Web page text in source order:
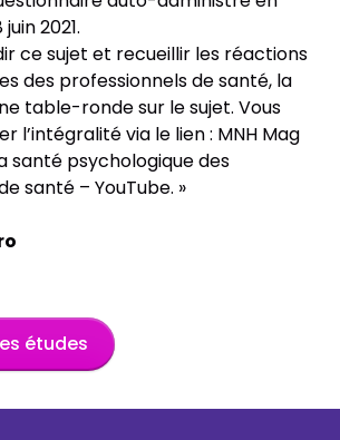
2021.
ce sujet et recueillir les réactions
des professionnels de santé, la
table-ronde sur le sujet. Vous
l’intégralité via le lien : MNH Mag
santé psychologique des
santé – YouTube. »
études